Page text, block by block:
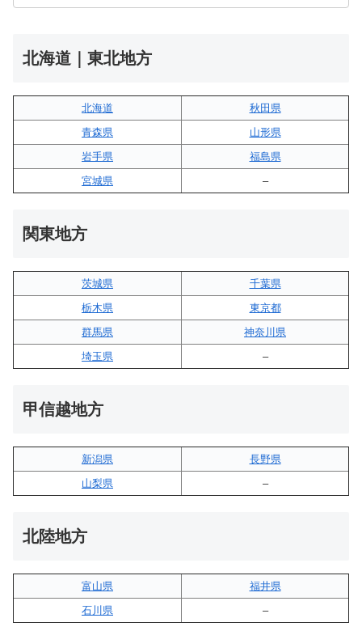
北海道｜東北地方
北海道
秋田県
青森県
山形県
岩手県
福島県
宮城県
–
関東地方
茨城県
千葉県
栃木県
東京都
群馬県
神奈川県
埼玉県
–
甲信越地方
新潟県
長野県
山梨県
–
北陸地方
富山県
福井県
石川県
–